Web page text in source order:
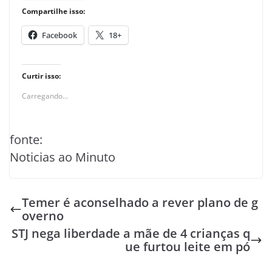
Compartilhe isso:
Facebook 18+
Curtir isso:
Carregando...
fonte:
Noticias ao Minuto
Temer é aconselhado a rever plano de g
overno
STJ nega liberdade a mãe de 4 crianças q
ue furtou leite em pó